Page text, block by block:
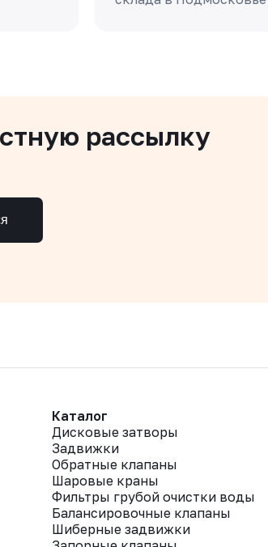
рассылку
Каталог
Дисковые затворы
Задвижки
Обратные клапаны
Шаровые краны
Фильтры грубой очистки воды
Балансировочные клапаны
Шиберные задвижки